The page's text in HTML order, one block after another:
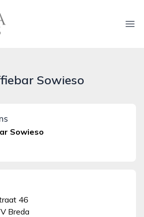
Sowieso
Sowieso
46
Breda